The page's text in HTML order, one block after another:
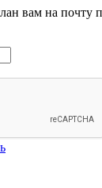
вам на почту